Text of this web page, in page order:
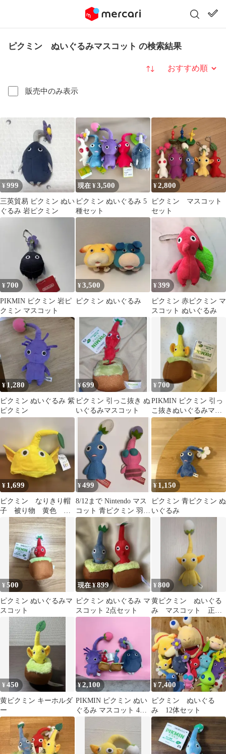
ピクミン ぬいぐるみマスコット の検索結果
販売中のみ表示
並び替え
¥999
三英貿易 ピクミン ぬい
ぐるみ 岩ピクミン
現在 ¥3,500
ピクミン ぬいぐるみ 5
種セット
¥2,800
ピクミン マスコット
セット
¥ 700
PIKMIN ピクミン 岩ピ
クミン マスコット
¥3,500
ピクミン ぬいぐるみ
¥399
ピクミン 赤ピクミン マ
スコット ぬいぐるみ
¥1,280
ピクミン ぬいぐるみ 紫
ピクミン
¥699
ピクミン 引っこ抜き ぬ
いぐるみマスコット
¥ 700
PIKMIN ピクミン 引っ
こ抜きぬいぐるみマス
コット 黄ピクミン
¥ 1,699
ピクミン なりきり帽
子 被り物 黄色 イ
エロー 新品未使用
タグ付き
¥499
8/12まで Nintendo マス
コット 青ピクミン 羽ピ
クミン 2体セット
¥ 1,150
ピクミン 青ピクミン ぬ
いぐるみ
¥500
ピクミン ぬいぐるみマ
スコット
現在 ¥899
ピクミン ぬいぐるみ マ
スコット 2点セット
¥800
黄ピクミン ぬいぐる
み マスコット 正規
品
¥450
黄ピクミン キーホルダ
ー
¥2,100
PIKMIN ピクミン ぬい
ぐるみ マスコット 4種
¥7,400
ピクミン ぬいぐる
み 12体セット